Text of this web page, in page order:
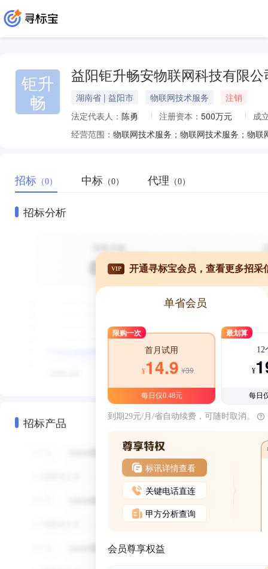
钜升
畅
益阳钜升畅安物联网科技有限公
湖南省 | 益阳市 物联网技术服务
注销
法定代表人： 陈勇 注册资本： 500万元
成
经营范围：
招标 （0） 中标 （0） 代理 （0）
招标分析
招标产品
VIP 开通寻标宝会员，查看更多招采
单省会员
限购一次
首月试用
¥14.9 ¥39
每日仅0.48元
最划算
12
¥
每日
到期29元/月/省自动续费，可随时取消。
标讯详情查看
关键电话直连
甲方分析查询
会员尊享权益